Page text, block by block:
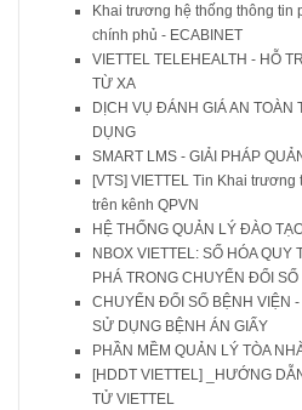
Khai trương hệ thống thông tin
chính phủ - ECABINET
VIETTEL TELEHEALTH - HỖ
TỪ XA
DỊCH VỤ ĐÁNH GIÁ AN TOÀN
DỤNG
SMART LMS - GIẢI PHÁP
[VTS] VIETTEL Tin Khai
trên kênh QPVN
HỆ THỐNG QUẢN LÝ ĐÀO
NBOX VIETTEL: SỐ HÓA
PHÁ TRONG CHUYỂN ĐỔI SỐ
CHUYỂN ĐỔI SỐ BỆNH VIỆN
SỬ DỤNG BỆNH ÁN GIẤY
PHẦN MỀM QUẢN LÝ TÒA
[HDDT VIETTEL] _HƯỚNG
TỬ VIETTEL